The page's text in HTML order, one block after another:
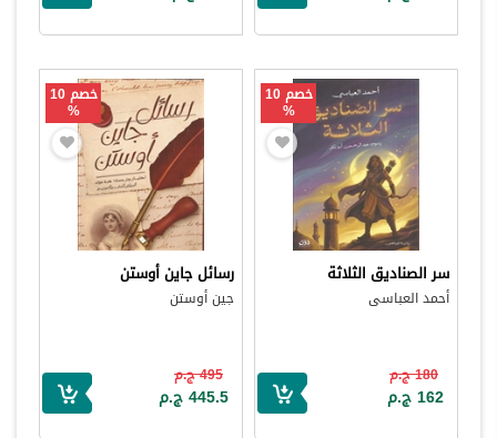
خصم 10
%
سر الصناديق الثلاثة
أحمد العباسى
180 ج.م
162 ج.م
خصم 10
%
رسائل جاين أوستن
جين أوستن
495 ج.م
445.5 ج.م